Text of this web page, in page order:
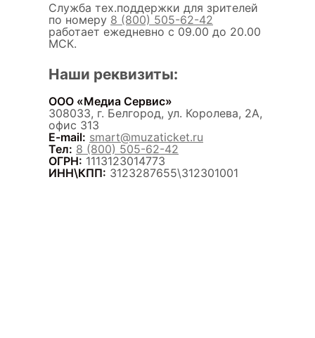
Служба тех.поддержки для зрителей
по номеру 8 (800) 505-62-42
работает ежедневно с 09.00 до 20.00
МСК.
Наши реквизиты:
ООО «Медиа Сервис»
308033, г. Белгород, ул. Королева, 2А,
офис 313
E-mail: smart@muzaticket.ru
Тел: 8 (800) 505-62-42
ОГРН: 1113123014773
ИНН\КПП: 3123287655\312301001